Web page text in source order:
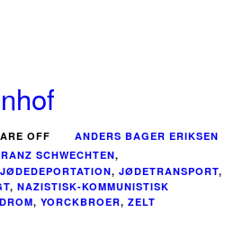
OFF
ANDERS BAGER ERIKSEN
SCHWECHTEN,
JØDEDEPORTATION, JØDETRANSPORT,
, NAZISTISK-KOMMUNISTISK
, YORCKBROER, ZELT